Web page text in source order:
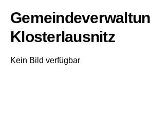
Klosterlausnitz
Kein Bild verfügbar